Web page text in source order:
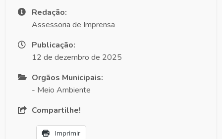
Redação:
Assessoria de Imprensa
Publicação:
12 de dezembro de 2025
Orgãos Municipais:
- Meio Ambiente
Compartilhe!
Imprimir